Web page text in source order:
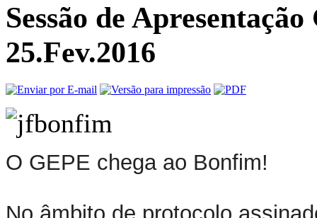
Sessão de
25.Fev.2016
O GEPE chega ao Bonfim!